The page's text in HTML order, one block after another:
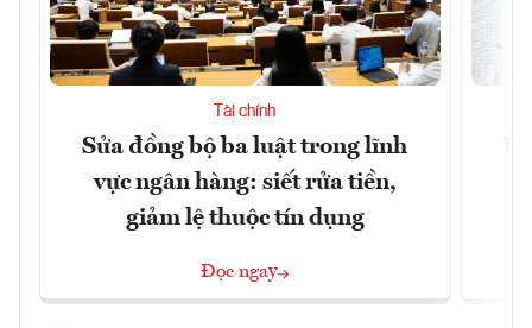
Tài chính
Sửa đồng bộ ba luật trong lĩnh
vực ngân hàng: siết rửa tiền,
giảm lệ thuộc tín dụng
Đọc ngay